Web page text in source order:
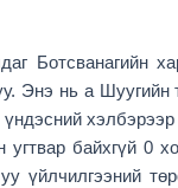
Ботсванагийн
Энэ нь a Шуугийн
байхгүй 0
үйлчилгээний